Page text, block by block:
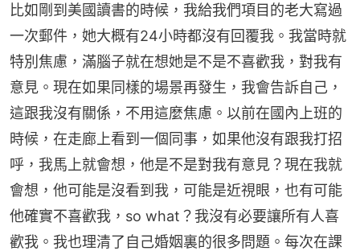
比如剛到美國讀書的時候，我給我們項目的老大寫過
一次郵件，她大概有24小時都沒有回覆我。我當時就
特別焦慮，滿腦子就在想她是不是不喜歡我，對我有
意見。現在如果同樣的場景再發生，我會告訴自己，
這跟我沒有關係，不用這麼焦慮。以前在國內上班的
時候，在走廊上看到一個同事，如果他沒有跟我打招
呼，我馬上就會想，他是不是對我有意見？現在我就
會想，他可能是沒看到我，可能是近視眼，也有可能
他確實不喜歡我，so what？我沒有必要讓所有人喜
歡我。我也理清了自己婚姻裏的很多問題。每次在課